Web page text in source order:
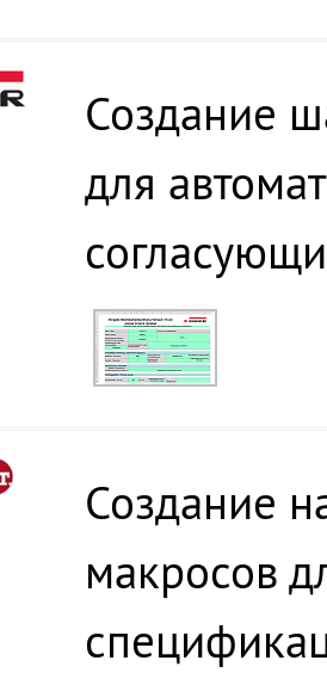
Создание
для
Создание
макросов